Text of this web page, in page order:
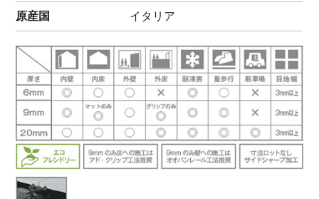
原産国 イタリア